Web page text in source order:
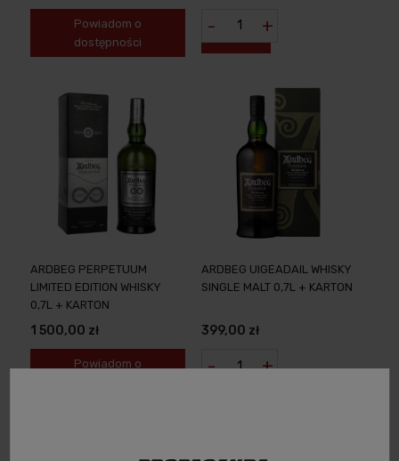
Powiadom o
dostępności
- +
ARDBEG PERPETUUM
LIMITED EDITION WHISKY
0,7L + KARTON
1 500,00 zł
Powiadom o
ARDBEG UIGEADAIL WHISKY
SINGLE MALT 0,7L + KARTON
399,00 zł
- +